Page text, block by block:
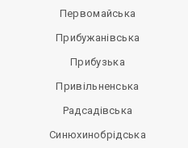
Первомайська
Прибужанівська
Прибузька
Привільненська
Радсадівська
Синюхинобрідська